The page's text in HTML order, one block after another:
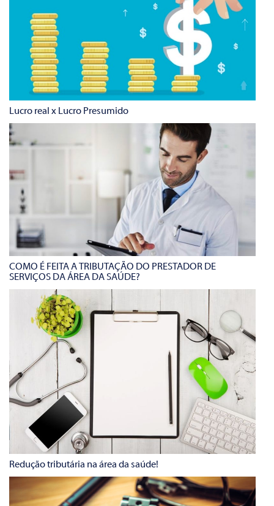
Lucro real x Lucro Presumido
COMO É FEITA A TRIBUTAÇÃO DO PRESTADOR DE
SERVIÇOS DA ÁREA DA SAÚDE?
Redução tributária na área da saúde!